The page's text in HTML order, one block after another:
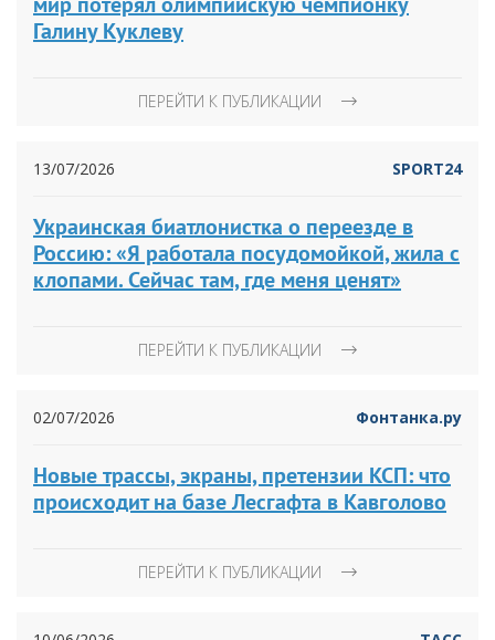
Галину Куклеву
ПЕРЕЙТИ К ПУБЛИКАЦИИ
13/07/2026 SPORT24
Украинская биатлонистка о переезде в
Россию: «Я работала посудомойкой, жила с
клопами. Сейчас там, где меня ценят»
ПЕРЕЙТИ К ПУБЛИКАЦИИ
02/07/2026 Фонтанка.ру
Новые трассы, экраны, претензии КСП: что
происходит на базе Лесгафта в Кавголово
ПЕРЕЙТИ К ПУБЛИКАЦИИ